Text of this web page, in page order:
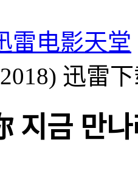
雷电影天堂
迅雷
지금 만